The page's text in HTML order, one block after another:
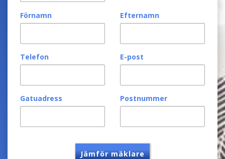
Förnamn Efternamn
Telefon E-post
Gatuadress Postnummer
Jämför mäklare